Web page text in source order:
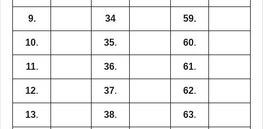
9. 34 59.
10. 35. 60.
11. 36. 61.
12. 37. 62.
13. 38. 63.